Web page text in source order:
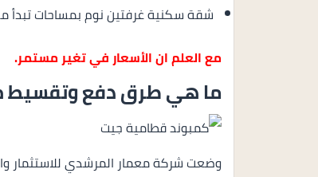
شقة سكنية غرفتين نوم بمساحات تبدأ من 95 متر مربع و أيضا بأسعار تبدأ من 5,329,500
مع العلم ان الأسعار في تغير مستمر.
ما هي طرق دفع وتقسيط